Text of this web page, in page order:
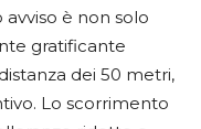
è non solo
gratificante
dei 50 metri,
Lo scorrimento